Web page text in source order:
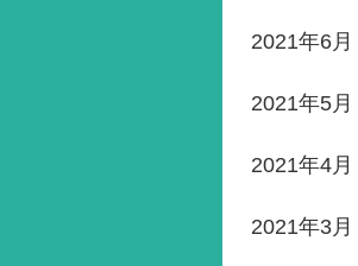
2021年6月
2021年5月
2021年4月
2021年3月